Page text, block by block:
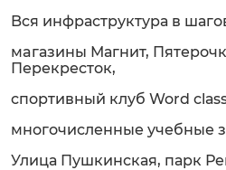
Bcя инфраструктура в
мaгазины Магнит,
Перекресток,
спoртивный клуб Word
многочисленные учебные
Улица Пушкинская, парк